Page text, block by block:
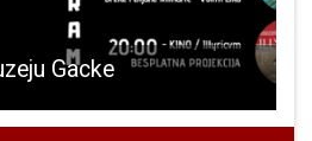
Gacke